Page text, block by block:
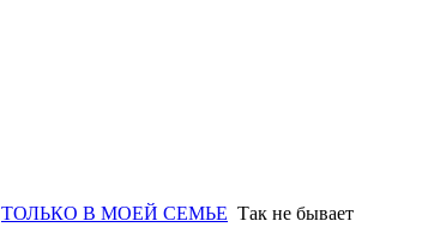
ТОЛЬКО В МОЕЙ СЕМЬЕ Так не бывает